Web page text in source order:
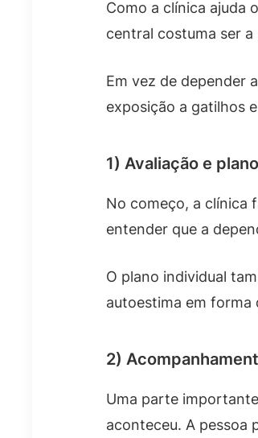
Como a clínica ajuda
central costuma ser
Em vez de depender
exposição a gatilhos
1) Avaliação e
No começo, a clínica
entender que a
O plano individual
autoestima em forma
2)
Uma parte
aconteceu. A pessoa